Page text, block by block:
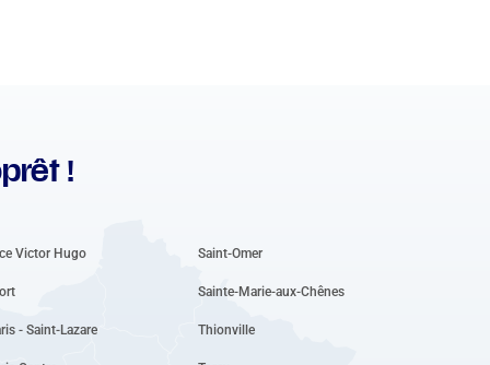
!
Victor Hugo
- Saint-Lazare
Saint-Omer
Sainte-Marie-aux-Chênes
Thionville